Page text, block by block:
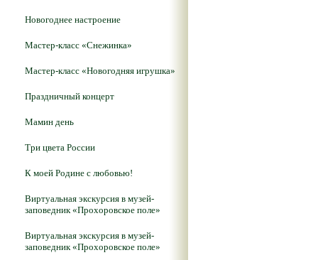
Новогоднее настроение
Мастер-класс «Снежинка»
Мастер-класс «Новогодняя игрушка»
Праздничный концерт
Мамин день
Три цвета России
К моей Родине с любовью!
Виртуальная экскурсия в музей-
заповедник «Прохоровское поле»
Виртуальная экскурсия в музей-
заповедник «Прохоровское поле»